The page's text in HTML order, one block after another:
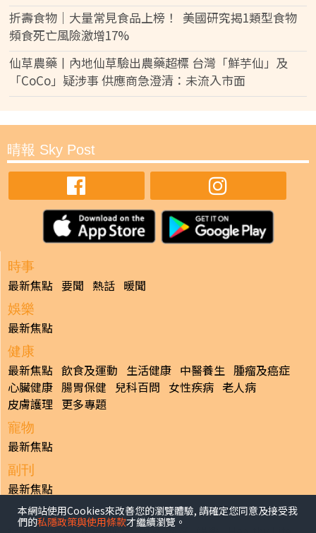
折壽食物｜大量常見食品上榜！ 美國研究揭1類型食物
頻食死亡風險激增17%
仙草農藥丨內地仙草驗出農藥超標 台灣「鮮芋仙」及
「CoCo」疑涉事 供應商急澄清：未流入市面
晴報 Sky Post
時事
最新焦點 要聞 熱話 暖聞
娛樂
最新焦點
健康
最新焦點 飲食及運動 生活健康 中醫養生 腫瘤及癌症
心臟健康 腸胃保健 兒科百問 女性疾病 老人病
皮膚護理 更多專題
寵物
最新焦點
副刊
最新焦點
日報
本網站使用Cookies來改善您的瀏覽體驗, 請確定您同意及接受我
們的私隱政策與使用條款才繼續瀏覽。